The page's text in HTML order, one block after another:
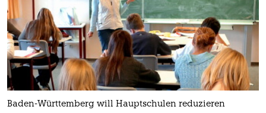
Baden-Württemberg will Hauptschulen reduzieren